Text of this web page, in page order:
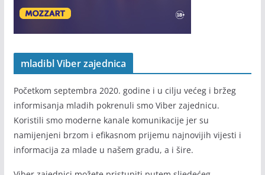
mladibl Viber zajednica
Početkom septembra 2020. godine i u cilju većeg i bržeg
informisanja mladih pokrenuli smo Viber zajednicu.
Koristili smo moderne kanale komunikacije jer su
namijenjeni brzom i efikasnom prijemu najnovijih vijesti i
informacija za mlade u našem gradu, a i šire.